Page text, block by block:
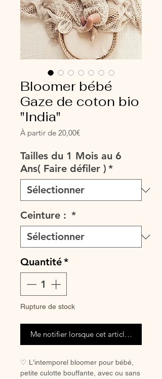
Bloomer bébé
Gaze de coton bio
"India"
À partir de 20,00€Prix
Tailles du 1 Mois au 6
Ans( Faire défiler ) *
Ceinture : *
Quantité*
Rupture de stock
Me notifier lorsque cet article est
♡ L'intemporel bloomer pour bébé,
petite culotte bouffante, avec ou sans